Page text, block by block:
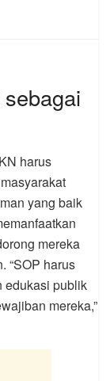
harus
yang baik
mereka
“SOP harus
edukasi publik
mereka,”